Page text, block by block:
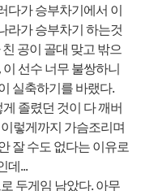
다가 승부차기에서 이
라가 승부차기 하는것
공이 골대 맞고 밖으
선수 너무 불쌍하니
실축하기를 바랬다.
졸렸던 것이 다 깨버
렇게까지 가슴조리며
잘 수도 없다는 이유로
데...
두게임 남았다. 아무